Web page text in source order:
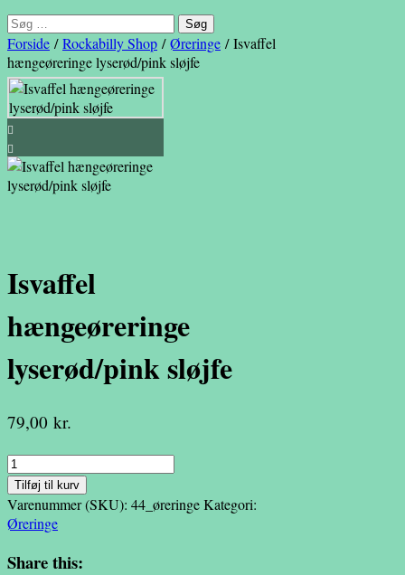
Søg
efter:
Forside /Rockabilly Shop /Øreringe / Isvaffel
hængeøreringe lyserød/pink sløjfe
Isvaffel
hængeøreringe
lyserød/pink sløjfe
79,00 kr.
Isvaffel
hængeøreringe
lyserød/pink
sløjfe
Tilføj til kurv
Varenummer (SKU): 44_øreringeKategori:
Øreringe
Share this: